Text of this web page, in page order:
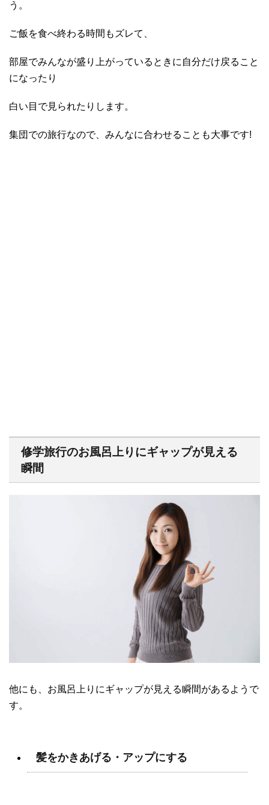
う。
ご飯を食べ終わる時間もズレて、
部屋でみんなが盛り上がっているときに自分だけ戻ること
になったり
白い目で見られたりします。
集団での旅行なので、みんなに合わせることも大事です!
修学旅行のお風呂上りにギャップが見える
瞬間
他にも、お風呂上りにギャップが見える瞬間があるようで
す。
髪をかきあげる・アップにする